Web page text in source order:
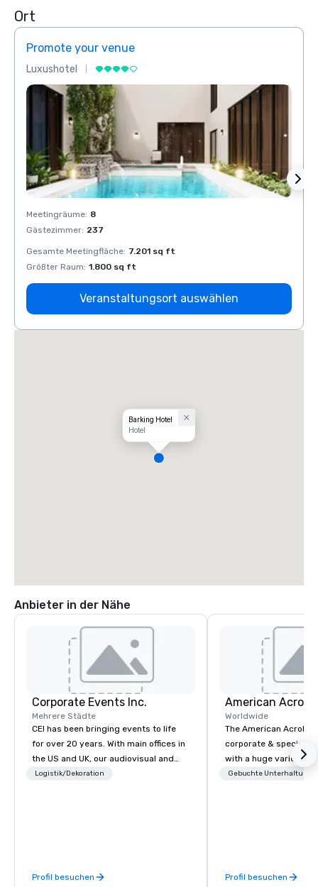
Ort
Promote your venue
Luxushotel
Meetingräume: 8
Gästezimmer: 237
Gesamte Meetingfläche: 7.201 sq ft
Größter Raum: 1.800 sq ft
Veranstaltungsort auswählen
Barking Hotel
Hotel
Anbieter in der Nähe
Corporate Events Inc.
Mehrere Städte
CEI has been bringing events to life
for over 20 years. With main offices in
the US and UK, our audiovisual and
production company is equipped to
are perfectly planned and executed.
Logistik/Dekoration
Profil besuchen
Worldwide
The American
corporate & special
with a huge variety of
performances using
Gebuchte Unterhaltung
Profil besuchen